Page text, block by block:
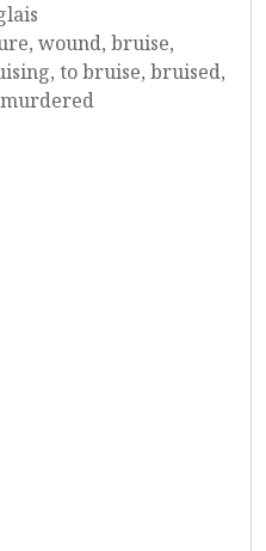
wound, bruise,
to bruise, bruised,